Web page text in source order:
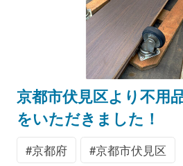
京都市伏見区より不用
をいただきました！
京都府 京都市伏見区